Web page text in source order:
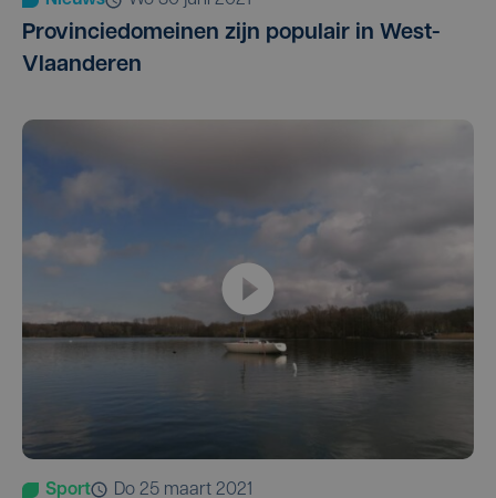
Provinciedomeinen zijn populair in West-
Vlaanderen
Sport do 25 maart 2021